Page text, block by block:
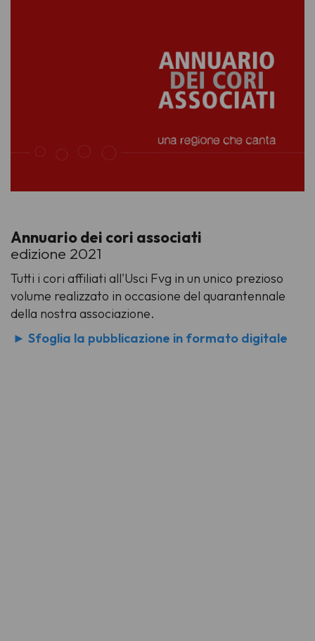
Annuario dei cori associati
edizione 2021
Tutti i cori affiliati all'Usci Fvg in un unico prezioso
volume realizzato in occasione del quarantennale
della nostra associazione.
► Sfoglia la pubblicazione in formato digitale